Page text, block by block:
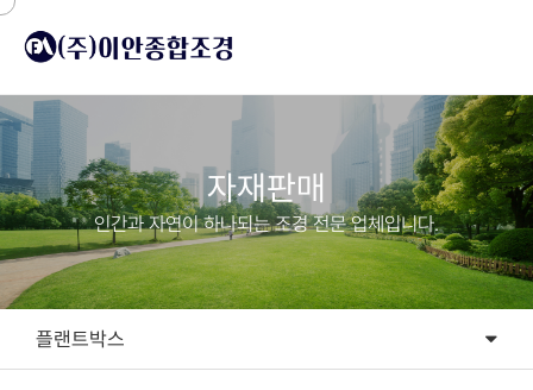
자재판매
인간과 자연이 하나되는 조경 전문 업체입니다.
플랜트박스